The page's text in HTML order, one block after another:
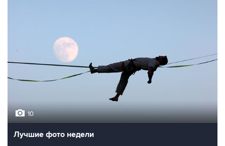
10
Лучшие фото недели